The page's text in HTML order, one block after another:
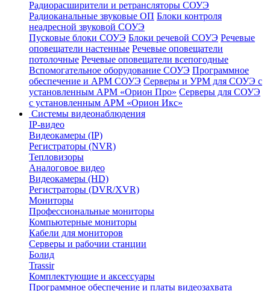
Радиорасширители и ретрансляторы СОУЭ
Радиоканальные звуковые ОП Блоки контроля
неадресной звуковой СОУЭ
Пусковые блоки СОУЭ Блоки речевой СОУЭ Речевые
оповещатели настенные Речевые оповещатели
потолочные Речевые оповещатели всепогодные
Вспомогательное оборудование СОУЭ Программное
обеспечение и АРМ СОУЭ Серверы и УРМ для СОУЭ с
установленным АРМ «Орион Про» Серверы для СОУЭ
с установленным АРМ «Орион Икс»
Системы видеонаблюдения
IP-видео
Видеокамеры (IP)
Регистраторы (NVR)
Тепловизоры
Аналоговое видео
Видеокамеры (HD)
Регистраторы (DVR/XVR)
Мониторы
Профессиональные мониторы
Компьютерные мониторы
Кабели для мониторов
Серверы и рабочии станции
Болид
Trassir
Комплектующие и аксессуары
Программное обеспечение и платы видеозахвата